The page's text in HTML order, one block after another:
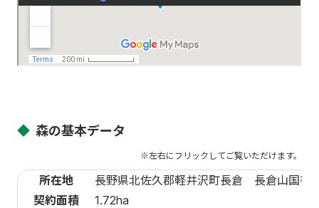
◆ 森の基本データ
所在地
長野県北佐久郡軽井沢町長倉 長倉山国有
契約面積
1.72ha